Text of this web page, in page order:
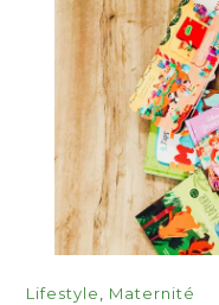
Lifestyle, Maternité